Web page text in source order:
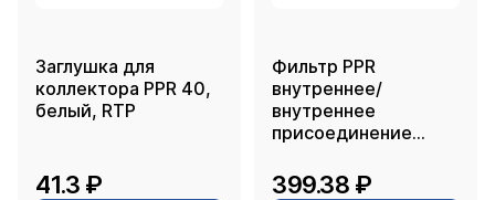
Заглушка для
коллектора PPR 40,
белый, RTP
41.3 ₽
Фильтр PPR
внутреннее/
внутреннее
присоединение
399.38 ₽